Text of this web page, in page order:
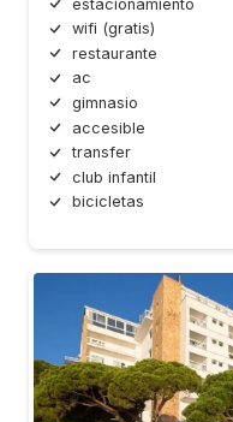
estacionamiento
wifi (gratis)
restaurante
ac
gimnasio
accesible
transfer
club infantil
bicicletas